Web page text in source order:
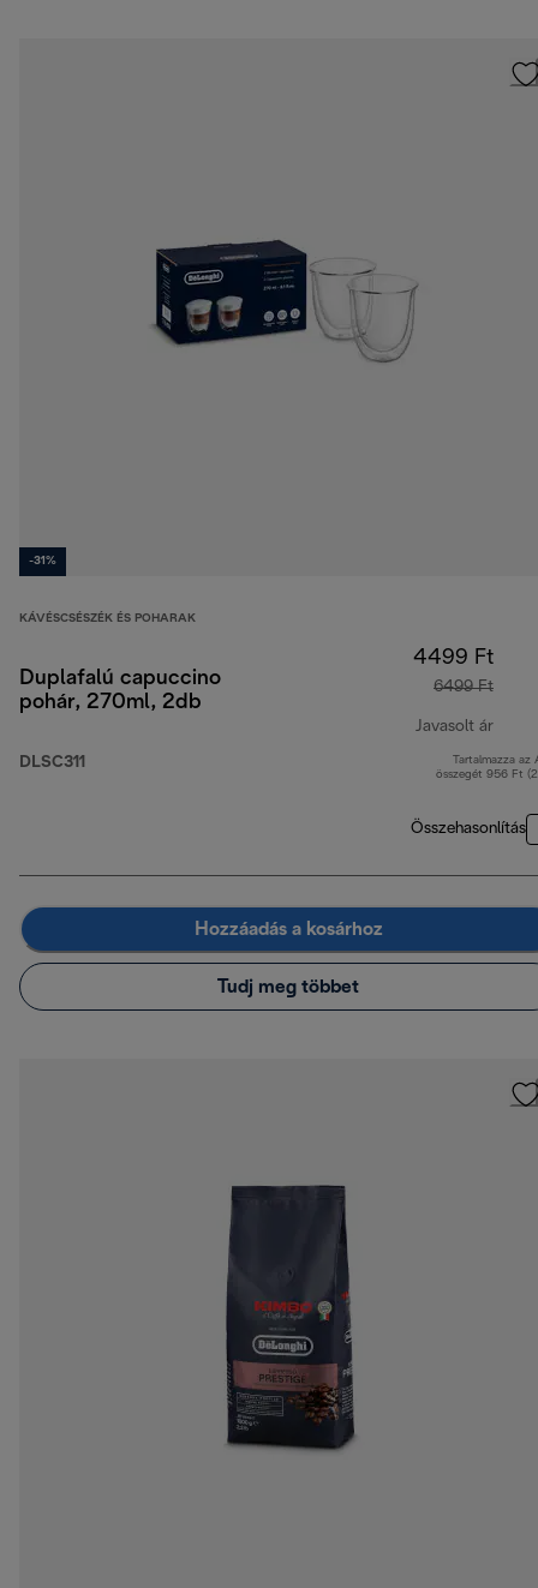
-31%
KÁVÉSCSÉSZÉK ÉS POHARAK
Duplafalú capuccino
pohár, 270ml, 2db
DLSC311
4499 Ft
6499 Ft
Javasolt ár
Tartalmazza az
összegét 956 Ft
Összehasonlítás
Hozzáadás a kosárhoz
Tudj meg többet